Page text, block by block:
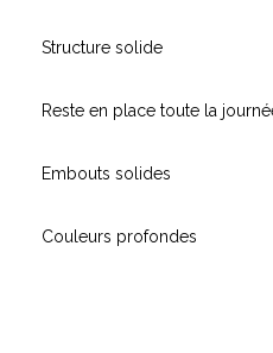
Structure solide
Reste en place toute la
Embouts solides
Couleurs profondes